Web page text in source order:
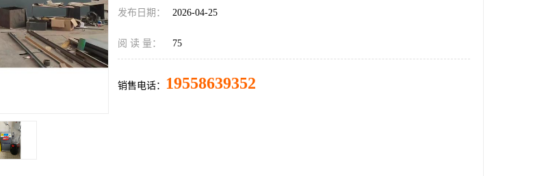
发布日期： 2026-04-25
阅 读 量： 75
销售电话： 19558639352